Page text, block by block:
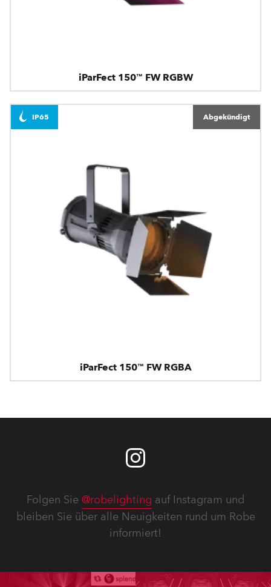
iParFect 150™ FW RGBW
iParFect 150™ FW RGBA
IP65 Abgekündigt
Folgen Sie @robelighting auf Instagram und
bleiben Sie über alle Neuigkeiten rund um Robe
informiert!